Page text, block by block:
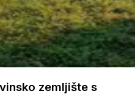
zemljište s